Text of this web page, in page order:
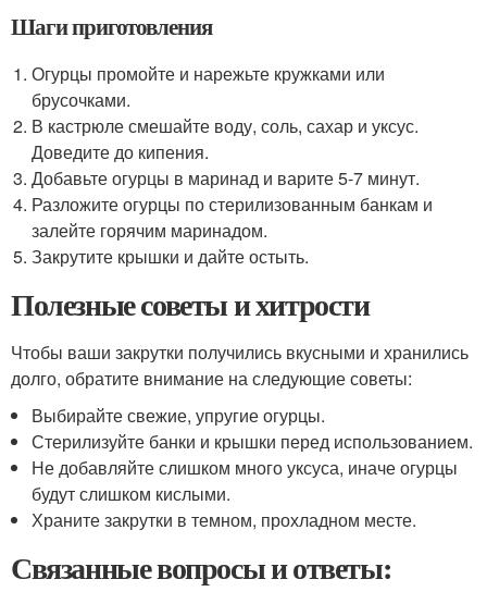
Шаги приготовления
Огурцы промойте и нарежьте кружками или
брусочками.
В кастрюле смешайте воду, соль, сахар и уксус.
Доведите до кипения.
Добавьте огурцы в маринад и варите 5-7 минут.
Разложите огурцы по стерилизованным банкам и
залейте горячим маринадом.
Закрутите крышки и дайте остыть.
Полезные советы и хитрости
Чтобы ваши закрутки получились вкусными и хранились
долго, обратите внимание на следующие советы:
Выбирайте свежие, упругие огурцы.
Стерилизуйте банки и крышки перед использованием.
Не добавляйте слишком много уксуса, иначе огурцы
будут слишком кислыми.
Храните закрутки в темном, прохладном месте.
Связанные вопросы и ответы: